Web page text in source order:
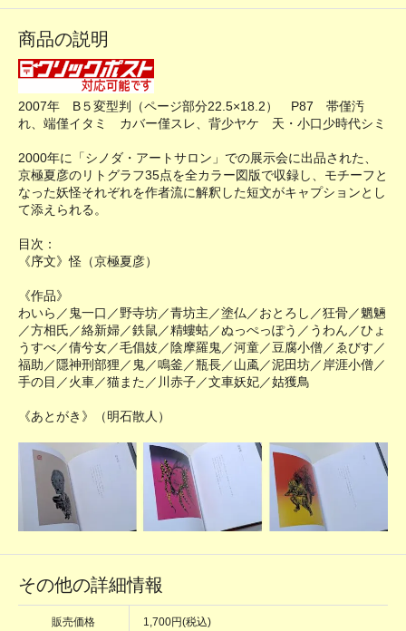
商品の説明
2007年 B５変型判（ページ部分22.5×18.2） P87 帯僅汚
れ、端僅イタミ カバー僅スレ、背少ヤケ 天・小口少時代シミ
2000年に「シノダ・アートサロン」での展示会に出品された、
京極夏彦のリトグラフ35点を全カラー図版で収録し、モチーフと
なった妖怪それぞれを作者流に解釈した短文がキャプションとし
て添えられる。
目次：
《序文》怪（京極夏彦）
《作品》
わいら／鬼一口／野寺坊／青坊主／塗仏／おとろし／狂骨／魍魎
／方相氏／絡新婦／鉄鼠／精螻蛄／ぬっぺっぽう／うわん／ひょ
うすべ／倩兮女／毛倡妓／陰摩羅鬼／河童／豆腐小僧／ゑびす／
福助／隱神刑部狸／鬼／鳴釜／瓶長／山颪／泥田坊／岸涯小僧／
手の目／火車／猫また／川赤子／文車妖妃／姑獲鳥
《あとがき》（明石散人）
その他の詳細情報
販売価格 1,700円(税込)